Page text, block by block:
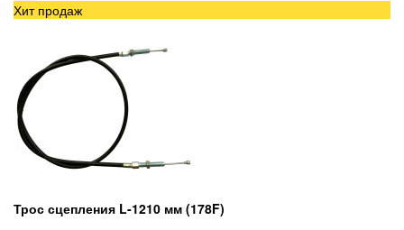
Хит продаж
Трос сцепления L-1210 мм (178F)